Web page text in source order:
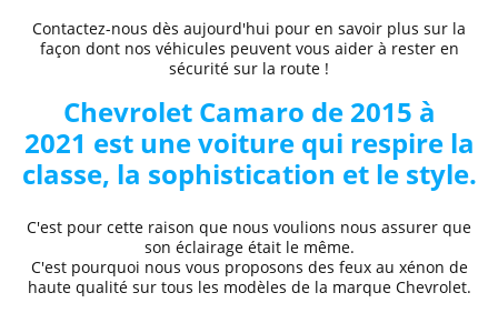
Contactez-nous dès aujourd'hui pour en savoir plus sur la
façon dont nos véhicules peuvent vous aider à rester en
sécurité sur la route !
Chevrolet Camaro de 2015 à
2021 est une voiture qui respire la
classe, la sophistication et le style.
C'est pour cette raison que nous voulions nous assurer que
son éclairage était le même.
C'est pourquoi nous vous proposons des feux au xénon de
haute qualitésur tous les modèles de la marque Chevrolet.